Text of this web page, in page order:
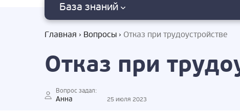
База знаний
Главная Вопросы Отказ при трудоустройстве
Отказ при
Вопрос задал:
Анна 25 июля 2023